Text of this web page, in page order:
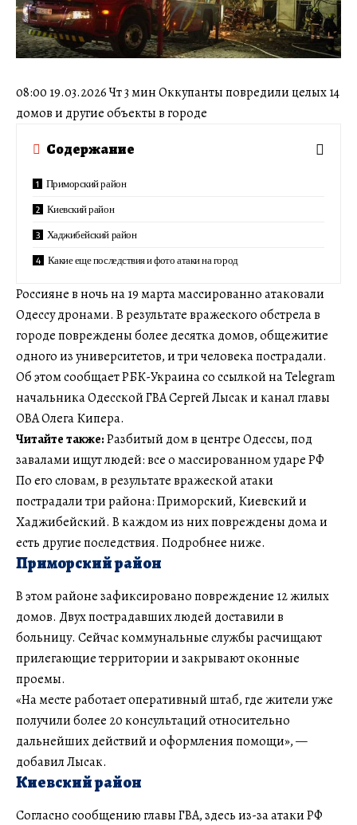
08:00 19.03.2026 Чт 3 мин Оккупанты повредили целых 14
домов и другие объекты в городе
Содержание
Приморский район
Киевский район
Хаджибейский район
Какие еще последствия и фото атаки на город
Россияне в ночь на 19 марта массированно атаковали
Одессу дронами. В результате вражеского обстрела в
городе повреждены более десятка домов, общежитие
одного из университетов, и три человека пострадали.
Об этом сообщает РБК-Украина со ссылкой на Telegram
начальника Одесской ГВА Сергей Лысак и канал главы
ОВА Олега Кипера.
Читайте также:Разбитый дом в центре Одессы, под
завалами ищут людей: все о массированном ударе РФ
По его словам, в результате вражеской атаки
пострадали три района: Приморский, Киевский и
Хаджибейский. В каждом из них повреждены дома и
есть другие последствия. Подробнее ниже.
Приморский район
В этом районе зафиксировано повреждение 12 жилых
домов. Двух пострадавших людей доставили в
больницу. Сейчас коммунальные службы расчищают
прилегающие территории и закрывают оконные
проемы.
«На месте работает оперативный штаб, где жители уже
получили более 20 консультаций относительно
дальнейших действий и оформления помощи», —
добавил Лысак.
Киевский район
Согласно сообщению главы ГВА, здесь из-за атаки РФ